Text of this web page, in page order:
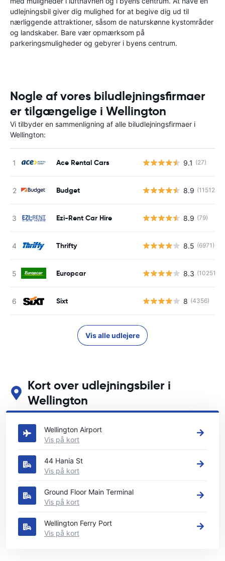
udlejningsbil giver dig mulighed for at begive dig ud til
nærliggende attraktioner, såsom de naturskønne kystområder
og landskaber. Bare vær opmærksom på
parkeringsmuligheder og gebyrer i byens centrum.
Nogle af vores biludlejningsfirmaer
er tilgængelige i Wellington
Vi tilbyder en sammenligning af alle biludlejningsfirmaer i
Wellington:
Ace Rental Cars 9.1 (27)
Budget 8.9 (11512)
Ezi-Rent Car Hire 8.9 (79)
Thrifty 8.5 (6971)
Europcar 8.3 (10251)
Sixt 8 (4356)
Vis alle udlejere
Kort over udlejningsbiler i
Wellington
Se vores vigtigste biludlejningssteder i Wellington
Wellington Airport
Vis på kort
44 Hania St
Vis på kort
Ground Floor Main Terminal
Vis på kort
Wellington Ferry Port
Vis på kort